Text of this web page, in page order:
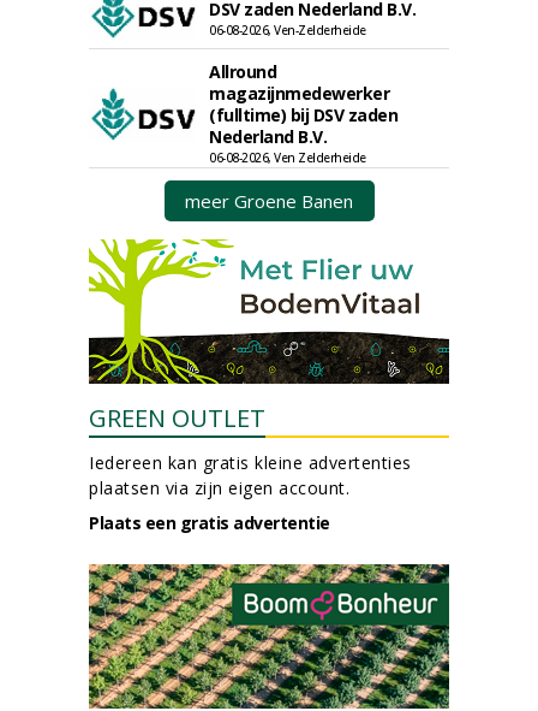
DSV zaden Nederland B.V.
06-08-2026, Ven-Zelderheide
Allround
magazijnmedewerker
(fulltime) bij DSV zaden
Nederland B.V.
06-08-2026, Ven Zelderheide
meer Groene Banen
GREEN OUTLET
Iedereen kan gratis kleine advertenties
plaatsen via zijn eigen account.
Plaats een gratis advertentie